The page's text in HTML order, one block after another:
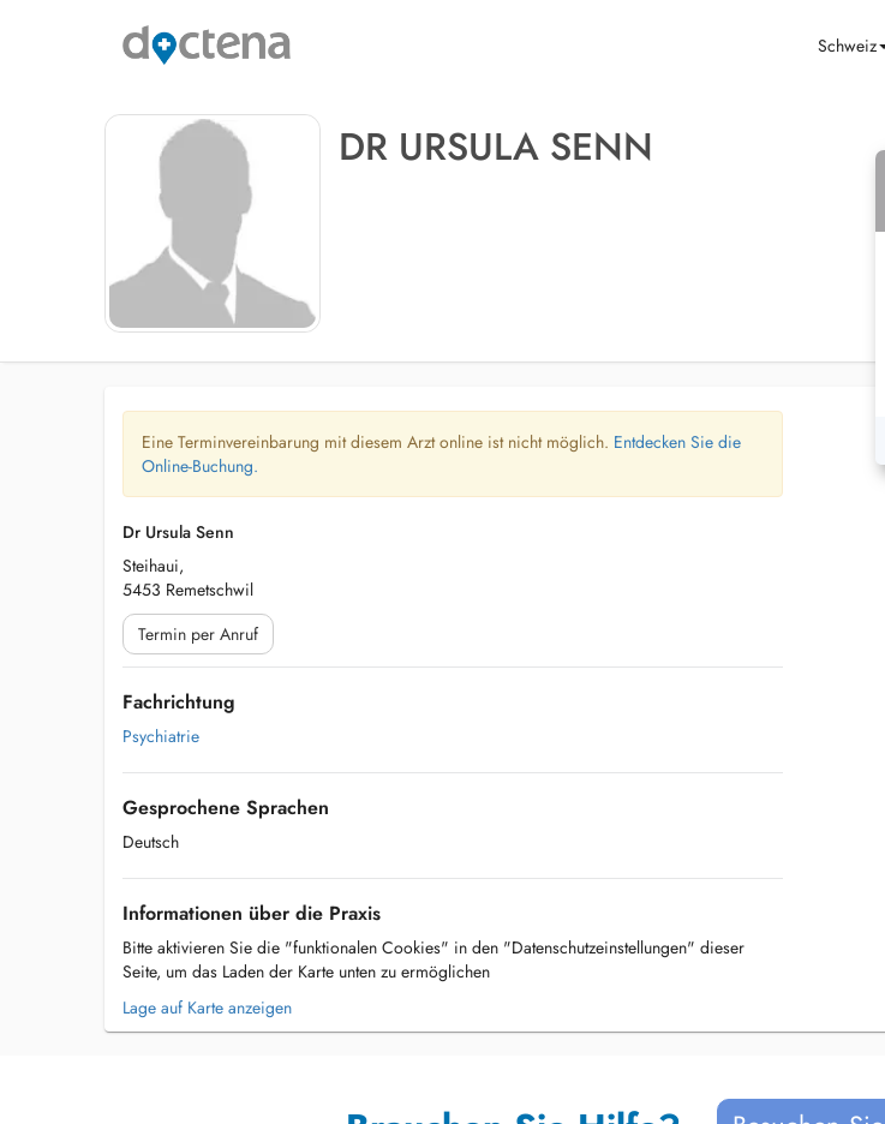
Schweiz
DR URSULA SENN
Eine Terminvereinbarung mit diesem Arzt online ist nicht möglich. Entdecken Sie die
Online-Buchung.
Dr Ursula Senn
Steihaui,
5453 Remetschwil
Termin per Anruf
Fachrichtung
Psychiatrie
Gesprochene Sprachen
Deutsch
Informationen über die Praxis
Bitte aktivieren Sie die "funktionalen Cookies" in den "Datenschutzeinstellungen" dieser
Seite, um das Laden der Karte unten zu ermöglichen
Lage auf Karte anzeigen